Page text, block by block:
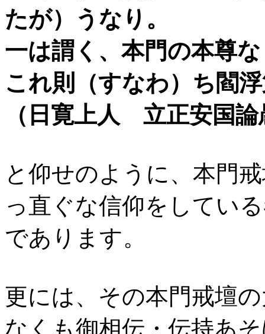
たが）うなり。
一は謂く、本門の本尊
これ則（すなわ）ち閻
（日寛上人 立正安国論
と仰せのように、本門
っ直ぐな信仰をしてい
であります。
更には、その本門戒壇
なくも御相伝・伝持あ